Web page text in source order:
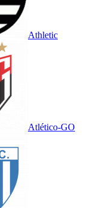
Athletic
Atlético-GO